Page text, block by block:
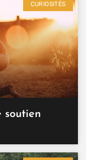
CURIOSITÉS
soutien